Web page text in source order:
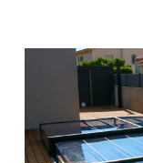
Entretien
équipements
de